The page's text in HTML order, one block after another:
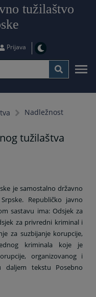
tužilaštvo
Prijava
Nadležnost
tužilaštva
je samostalno državno
Republičko javno
sastavu ima: Odsjek za
za privredni kriminal i
za suzbijanje korupcije,
kriminala koje je
organizovanog i
daljem tekstu Posebno